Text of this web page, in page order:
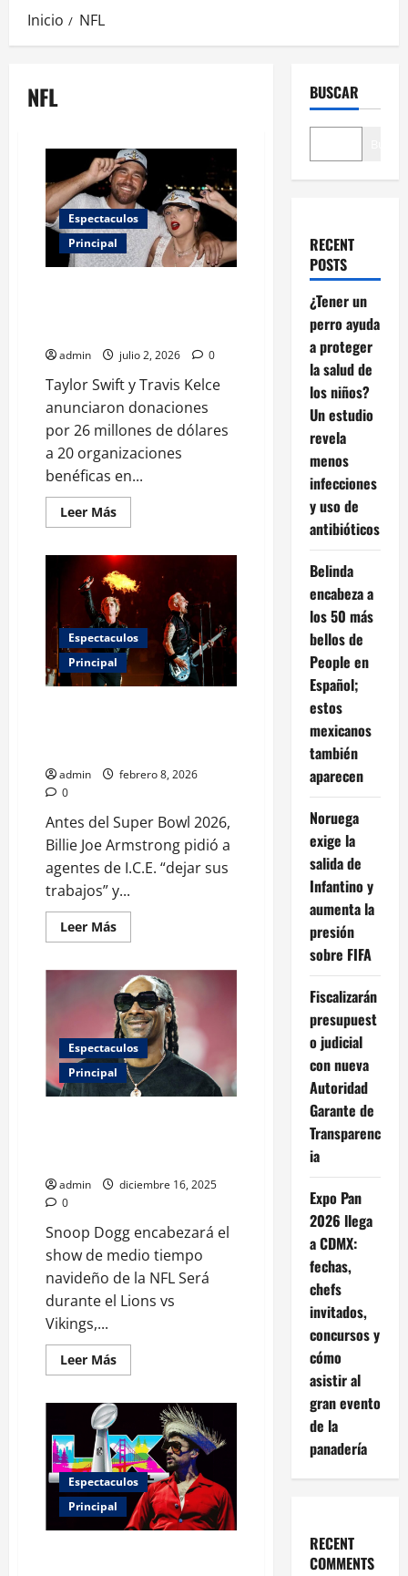
Inicio NFL
NFL
Espectaculos
Principal
admin julio 2, 2026 0
Taylor Swift y Travis Kelce
anunciaron donaciones
por 26 millones de dólares
a 20 organizaciones
benéficas en...
Leer MásLeer
más
Taylor
Swift
y
Travis
Kelce
sorprenden
con
millonaria
donación
antes
de
Espectaculos
Principal
admin
febrero 8, 2026
0
Antes del Super Bowl 2026,
Billie Joe Armstrong pidió a
agentes de I.C.E. “dejar sus
trabajos” y...
Leer MásLeer
más
Green
Day
sacude
la
previa
del
Super
Bowl
2026
con
Espectaculos
Principal
admin
diciembre 16, 2025
0
Snoop Dogg encabezará el
show de medio tiempo
navideño de la NFL Será
durante el Lions vs
Vikings,...
Leer MásLeer
más
Snoop
Dogg
será
la
estrella
del
show
de
medio
tiempo
Espectaculos
Principal
BUSCAR
RECENT
POSTS
¿Tener un
perro ayuda
a proteger
la salud de
los niños?
Un estudio
revela
menos
infecciones
y uso de
antibióticos
Belinda
encabeza a
los 50 más
bellos de
People en
Español;
estos
mexicanos
también
aparecen
Noruega
exige la
salida de
Infantino y
aumenta la
presión
sobre FIFA
Fiscalizarán
presupuest
o judicial
con nueva
Autoridad
Garante de
Transparenc
ia
Expo Pan
2026 llega
a CDMX:
fechas,
chefs
invitados,
concursos y
cómo
asistir al
gran evento
de la
panadería
RECENT
COMMENTS